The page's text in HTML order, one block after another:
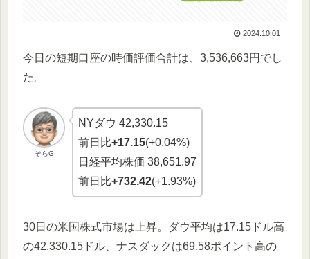
2024.10.01
今日の短期口座の時価評価合計は、3,536,663円でし
た。
そらG
NYダウ 42,330.15
前日比+17.15(+0.04%)
日経平均株価 38,651.97
前日比+732.42(+1.93%)
30日の米国株式市場は上昇。ダウ平均は17.15ドル高
の42,330.15ドル、ナスダックは69.58ポイント高の